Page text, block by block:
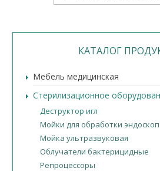
КАТАЛОГ
Мебель медицинская
Стерилизационное
Деструктор игл
Мойки для обработки
Мойка ультразвуковая
Облучатели бактерицидные
Репроцессоры